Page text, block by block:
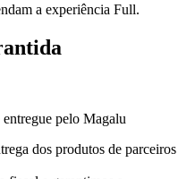
a experiência Full.
pelo Magalu
dos produtos de parceiros